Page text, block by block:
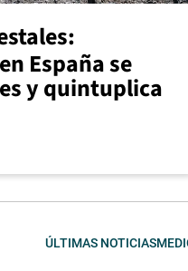
España se
y quintuplica
ÚLTIMAS NOTICIAS